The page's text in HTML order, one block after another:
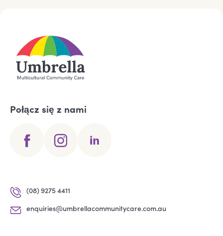
Połącz się z nami
(08) 9275 4411
enquiries@umbrellacommunitycare.com.au